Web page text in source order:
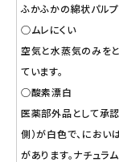
ふかふかの綿状パルプ
○ムレにくい
空気と水蒸気のみを
ています。
○酸素漂白
医薬部外品として承
側）が白色で、におい
があります。ナチュラ